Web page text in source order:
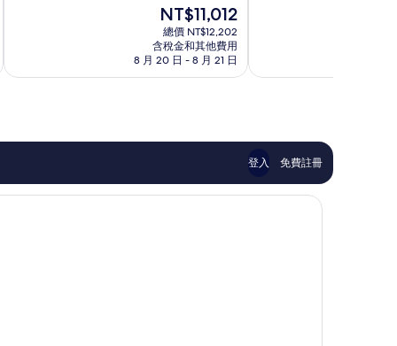
了，
論
現
在
價
格
為
NT$11,012
總價 NT$12,202
含稅金和其他費用
8 月 20 日 - 8 月 21 日
了，
論
登入 免費註冊